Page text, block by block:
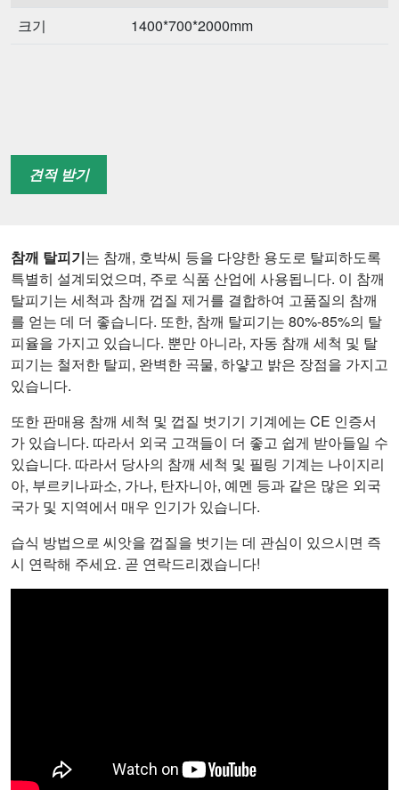
크기
1400*700*2000mm
견적 받기
참깨 탈피기는 참깨, 호박씨 등을 다양한 용도로 탈피하도록
특별히 설계되었으며, 주로 식품 산업에 사용됩니다. 이 참깨
탈피기는 세척과 참깨 껍질 제거를 결합하여 고품질의 참깨
를 얻는 데 더 좋습니다. 또한, 참깨 탈피기는 80%-85%의 탈
피율을 가지고 있습니다. 뿐만 아니라, 자동 참깨 세척 및 탈
피기는 철저한 탈피, 완벽한 곡물, 하얗고 밝은 장점을 가지고
있습니다.
또한 판매용 참깨 세척 및 껍질 벗기기 기계에는 CE 인증서
가 있습니다. 따라서 외국 고객들이 더 좋고 쉽게 받아들일 수
있습니다. 따라서 당사의 참깨 세척 및 필링 기계는 나이지리
아, 부르키나파소, 가나, 탄자니아, 예멘 등과 같은 많은 외국
국가 및 지역에서 매우 인기가 있습니다.
습식 방법으로 씨앗을 껍질을 벗기는 데 관심이 있으시면 즉
시 연락해 주세요. 곧 연락드리겠습니다!